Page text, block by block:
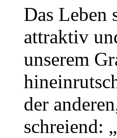
Das Leben
attraktiv
unserem
der
schreiend: